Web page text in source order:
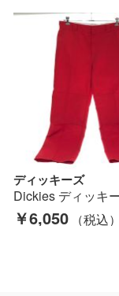
ディッキーズ
￥6,050